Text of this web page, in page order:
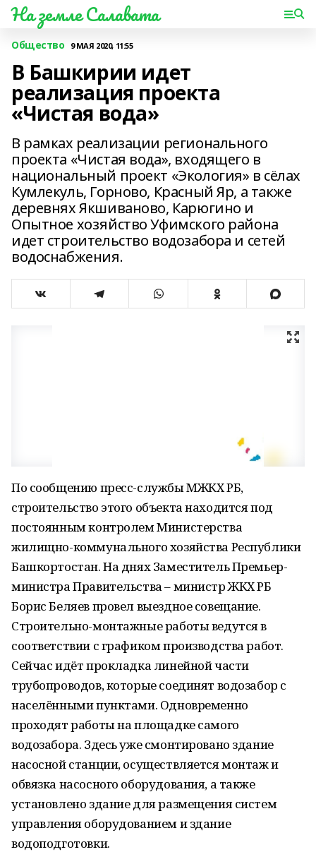
На земле Салавата
Общество 9 МАЯ 2020, 11:55
В Башкирии идет
реализация проекта
«Чистая вода»
В рамках реализации регионального
проекта «Чистая вода», входящего в
национальный проект «Экология» в сёлах
Кумлекуль, Горново, Красный Яр, а также
деревнях Якшиваново, Карюгино и
Опытное хозяйство Уфимского района
идет строительство водозабора и сетей
водоснабжения.
По сообщению пресс-службы МЖКХ РБ,
строительство этого объекта находится под
постоянным контролем Министерства
жилищно-коммунального хозяйства Республики
Башкортостан. На днях Заместитель Премьер-
министра Правительства – министр ЖКХ РБ
Борис Беляев провел выездное совещание.
Строительно-монтажные работы ведутся в
соответствии с графиком производства работ.
Сейчас идёт прокладка линейной части
трубопроводов, которые соединят водозабор с
населёнными пунктами. Одновременно
проходят работы на площадке самого
водозабора. Здесь уже смонтировано здание
насосной станции, осуществляется монтаж и
обвязка насосного оборудования, а также
установлено здание для размещения систем
управления оборудованием и здание
водоподготовки.